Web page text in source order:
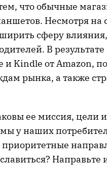
что обычные
Несмотря на
сферу
В
Kindle от Amazon,
рынка, а также
ее миссия, цели и
у наших
Направьте